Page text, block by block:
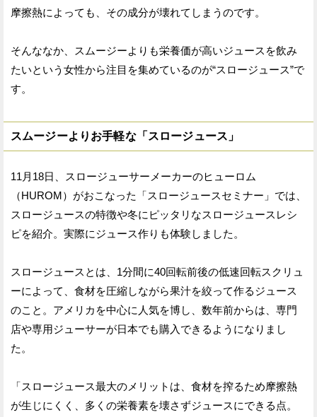
摩擦熱によっても、その成分が壊れてしまうのです。
そんななか、スムージーよりも栄養価が高いジュースを飲み
たいという女性から注目を集めているのが“スロージュース”で
す。
スムージーよりお手軽な「スロージュース」
11月18日、スロージューサーメーカーのヒューロム
（HUROM）がおこなった「スロージュースセミナー」では、
スロージュースの特徴や冬にピッタリなスロージュースレシ
ピを紹介。実際にジュース作りも体験しました。
スロージュースとは、1分間に40回転前後の低速回転スクリュ
ーによって、食材を圧縮しながら果汁を絞って作るジュース
のこと。アメリカを中心に人気を博し、数年前からは、専門
店や専用ジューサーが日本でも購入できるようになりまし
た。
「スロージュース最大のメリットは、食材を搾るため摩擦熱
が生じにくく、多くの栄養素を壊さずジュースにできる点。